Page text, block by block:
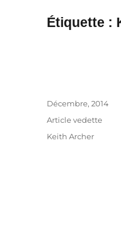
Étiquette :
Auteur
Publié
Décembre, 2014
Catégories
Article vedette
Étiquettes
Keith Archer